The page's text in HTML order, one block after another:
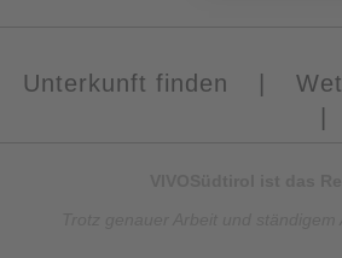
Unterkunft finden